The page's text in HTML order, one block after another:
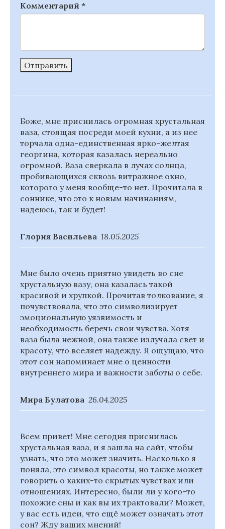
Комментарий *
Отправить
Боже, мне приснилась огромная хрустальная
ваза, стоящая посреди моей кухни, а из нее
торчала одна-единственная ярко-желтая
георгина, которая казалась нереально
огромной. Ваза сверкала в лучах солнца,
пробивающихся сквозь витражное окно,
которого у меня вообще-то нет. Прочитала в
соннике, что это к новым начинаниям,
надеюсь, так и будет!
Глория Васильева 18.05.2025
Мне было очень приятно увидеть во сне
хрустальную вазу, она казалась такой
красивой и хрупкой. Прочитав толкование, я
почувствовала, что это символизирует
эмоциональную уязвимость и
необходимость беречь свои чувства. Хотя
ваза была нежной, она также излучала свет и
красоту, что вселяет надежду. Я ощущаю, что
этот сон напоминает мне о ценности
внутреннего мира и важности заботы о себе.
Мира Булатова 26.04.2025
Всем привет! Мне сегодня приснилась
хрустальная ваза, и я зашла на сайт, чтобы
узнать, что это может значить. Насколько я
поняла, это символ красоты, но также может
говорить о каких-то скрытых чувствах или
отношениях. Интересно, были ли у кого-то
похожие сны и как вы их трактовали? Может,
у вас есть идеи, что ещё может означать этот
сон? Жду ваших мнений!